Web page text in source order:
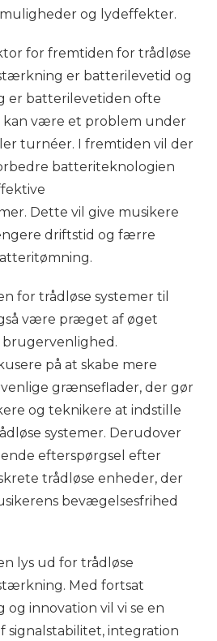
og lydeffekter.
for fremtiden for trådløse
er batterilevetid og
er batterilevetiden ofte
være et problem under
turnéer. I fremtiden vil der
batteriteknologien
Dette vil give musikere
driftstid og færre
for trådløse systemer til
være præget af øget
brugervenlighed.
på at skabe mere
grænseflader, der gør
og teknikere at indstille
systemer. Derudover
efterspørgsel efter
trådløse enheder, der
bevægelsesfrihed
lys ud for trådløse
Med fortsat
innovation vil vi se en
signalstabilitet, integration